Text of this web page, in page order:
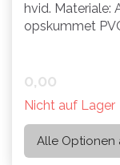
hvid. Materiale:
opskummet
0,00
Nicht auf Lager
Alle Optionen